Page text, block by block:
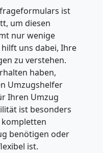
ist
um diesen
nur wenige
uns dabei, Ihre
zu verstehen.
haben,
Umzugshelfer
Ihren Umzug
ist besonders
kompletten
benötigen oder
ist.